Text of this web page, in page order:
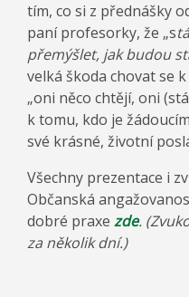
tím, co si z přednášky
paní profesorky, že „s
přemýšlet, jak budou
velká škoda chovat se
„oni něco chtějí, oni
k tomu, kdo je
své krásné, životní
Všechny prezentace i
Občanská
dobré praxe zde.
za několik dní.)